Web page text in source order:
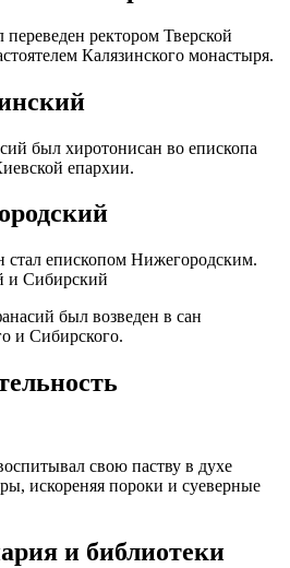
ректором Тверской
Калязинского монастыря.
был хиротонисан во епископа
епархии.
стал епископом Нижегородским.
и Сибирский
был возведен в сан
и Сибирского.
свою паству в духе
искореняя пороки и суеверные
и библиотеки